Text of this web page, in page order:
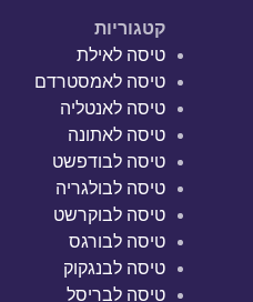
קטגוריות
טיסה לאילת
טיסה לאמסטרדם
טיסה לאנטליה
טיסה לאתונה
טיסה לבודפשט
טיסה לבולגריה
טיסה לבוקרשט
טיסה לבורגס
טיסה לבנגקוק
טיסה לבריסל